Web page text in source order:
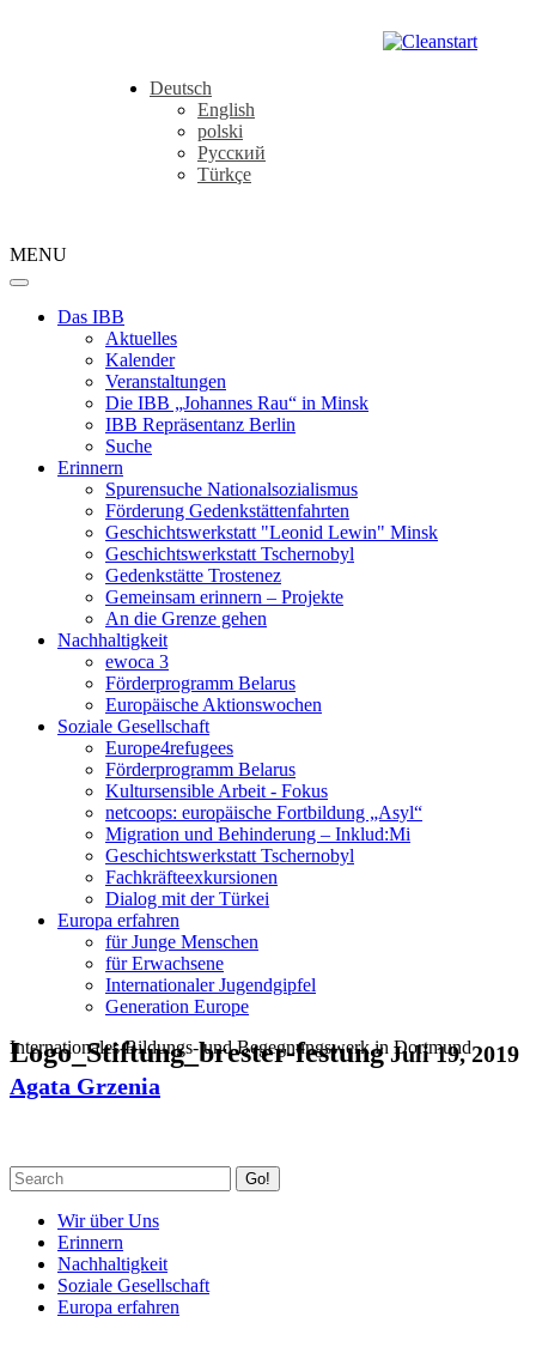
Deutsch
English
polski
Русский
Türkçe
MENU
Das IBB
Aktuelles
Kalender
Veranstaltungen
Die IBB „Johannes Rau“ in Minsk
IBB Repräsentanz Berlin
Suche
Erinnern
Spurensuche Nationalsozialismus
Förderung Gedenkstättenfahrten
Geschichtswerkstatt "Leonid Lewin" Minsk
Geschichtswerkstatt Tschernobyl
Gedenkstätte Trostenez
Gemeinsam erinnern – Projekte
An die Grenze gehen
Nachhaltigkeit
ewoca 3
Förderprogramm Belarus
Europäische Aktionswochen
Soziale Gesellschaft
Europe4refugees
Förderprogramm Belarus
Kultursensible Arbeit - Fokus
netcoops: europäische Fortbildung „Asyl“
Migration und Behinderung – Inklud:Mi
Geschichtswerkstatt Tschernobyl
Fachkräfteexkursionen
Dialog mit der Türkei
Europa erfahren
für Junge Menschen
für Erwachsene
Internationaler Jugendgipfel
Generation Europe
Internationales Bildungs- und Begegnungswerk in Dortmund
Logo_Stiftung_brester-festungJuli 19, 2019
Agata Grzenia
Go!
Wir über Uns
Erinnern
Nachhaltigkeit
Soziale Gesellschaft
Europa erfahren